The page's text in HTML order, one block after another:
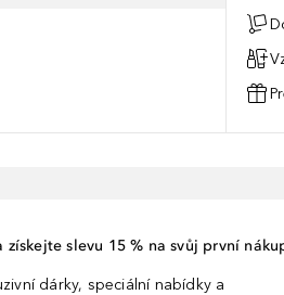
slevu 15 % na svůj první
dárky, speciální nabídky a